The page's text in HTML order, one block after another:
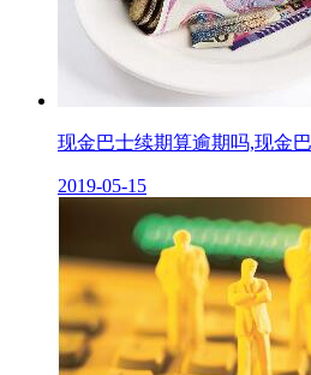
现金巴士续期算逾期吗,现金
2019-05-15